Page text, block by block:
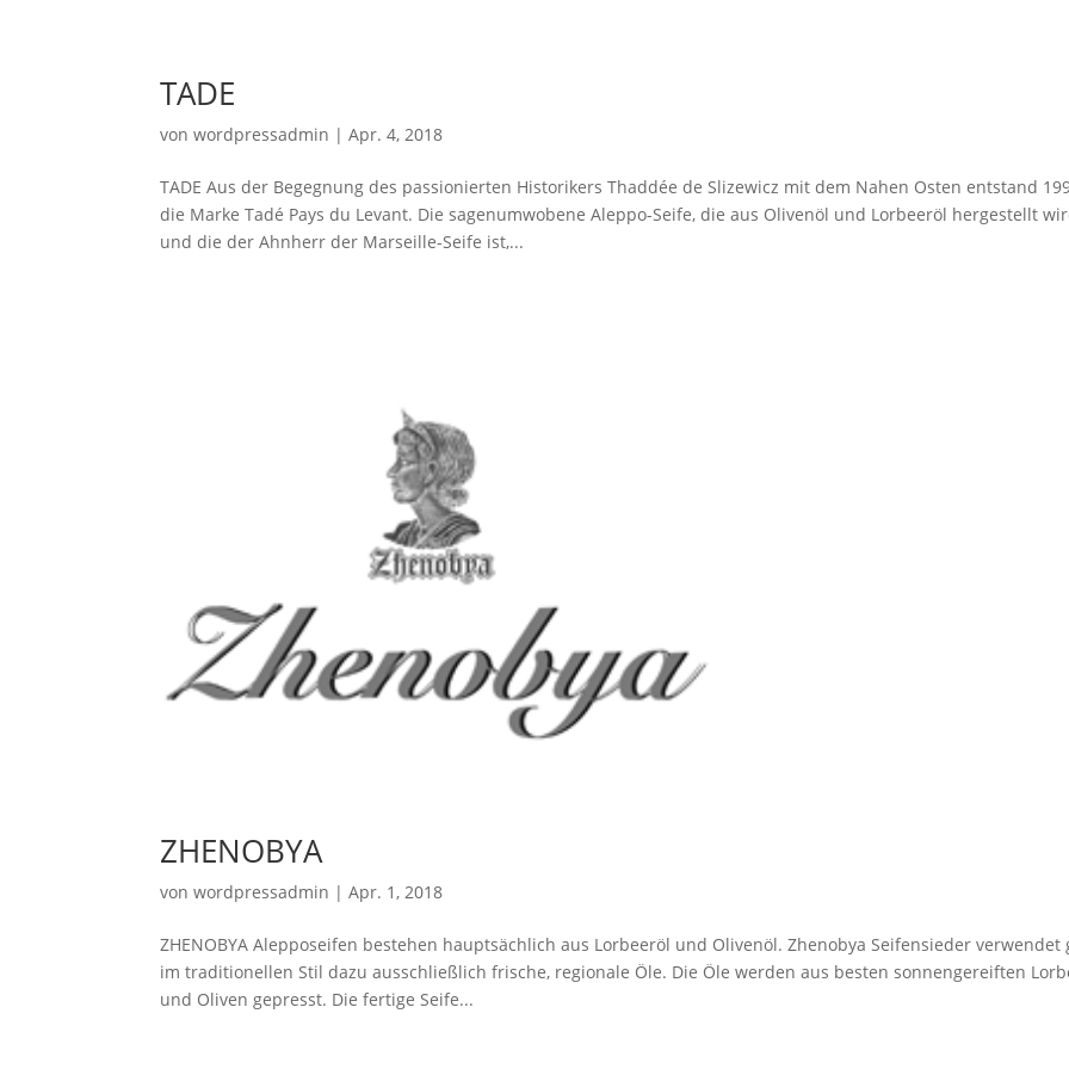
TADE
vonwordpressadmin |Apr. 4, 2018
TADE Aus der Begegnung des passionierten Historikers Thaddée de Slizewicz mit dem Nahen Osten entstand
die Marke Tadé Pays du Levant. Die sagenumwobene Aleppo-Seife, die aus Olivenöl und Lorbeeröl hergestellt
und die der Ahnherr der Marseille-Seife ist,...
ZHENOBYA
vonwordpressadmin |Apr. 1, 2018
ZHENOBYA Alepposeifen bestehen hauptsächlich aus Lorbeeröl und Olivenöl. Zhenobya Seifensieder verwendet
im traditionellen Stil dazu ausschließlich frische, regionale Öle. Die Öle werden aus besten sonnengereiften
und Oliven gepresst. Die fertige Seife...